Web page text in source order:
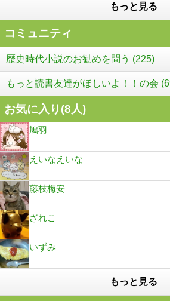
もっと見る
コミュニティ
歴史時代小説のお勧めを問う (225)
もっと読書友達がほしいよ！！の会
お気に入り(8人)
鳩羽
えいなえいな
藤枝梅安
ざれこ
いずみ
もっと見る